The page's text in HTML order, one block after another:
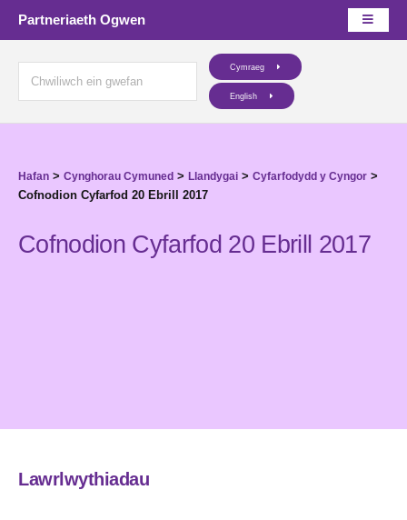
Partneriaeth Ogwen
Cymraeg
English
Hafan > Cynghorau Cymuned > Llandygai > Cyfarfodydd y Cyngor >
Cofnodion Cyfarfod 20 Ebrill 2017
Cofnodion Cyfarfod 20 Ebrill 2017
Lawrlwythiadau